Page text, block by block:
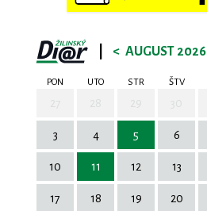
< AUGUST 2026
PON UTO STR ŠTV
3 4 5 6
10 11 12 13
17 18 19 20